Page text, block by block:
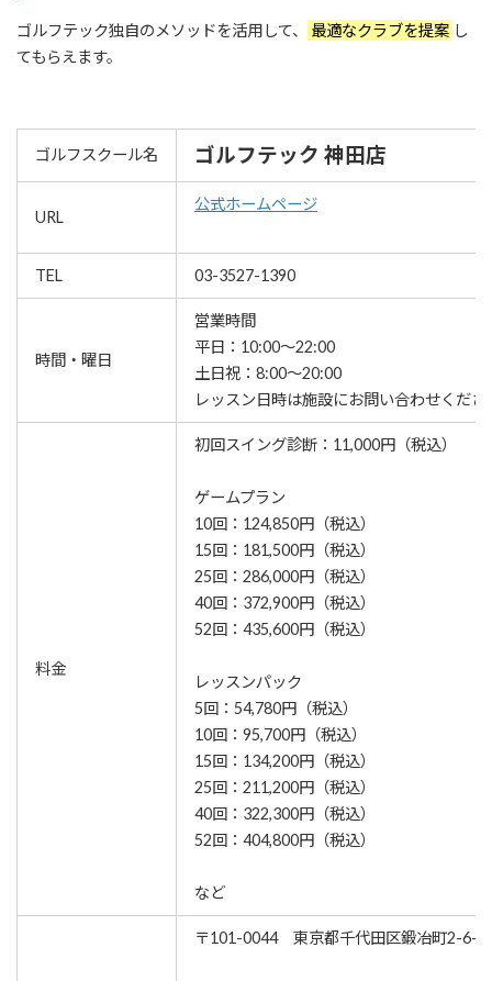
ゴルフテック独自のメソッドを活用して、 最適なクラブを提案 し
てもらえます。
ゴルフスクール名 ゴルフテック 神田店
URL
公式ホームページ
TEL 03-3527-1390
時間・曜日
営業時間
平日：10:00～22:00
土日祝：8:00～20:00
レッスン⽇時は施設にお問い合わせくださ
料金
初回スイング診断：11,000円（税込）
ゲームプラン
10回：124,850円（税込）
15回：181,500円（税込）
25回：286,000円（税込）
40回：372,900円（税込）
52回：435,600円（税込）
レッスンパック
5回：54,780円（税込）
10回：95,700円（税込）
15回：134,200円（税込）
25回：211,200円（税込）
40回：322,300円（税込）
52回：404,800円（税込）
など
〒101-0044 東京都千代田区鍛冶町2-6-1